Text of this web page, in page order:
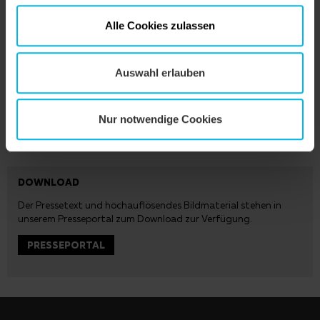
Alle Cookies zulassen
Auswahl erlauben
Nur notwendige Cookies
Creaton-Geschäftsführer Dr. Sebastian Dresse (l.) und Terreal-
CEO Laurent Musy führen die beiden Unternehmen in eine
DOWNLOAD
Der Pressetext und hochauflösendes Bildmaterial stehen in
unserem Presseportal zum Download zur Verfügung.
PRESSEPORTAL